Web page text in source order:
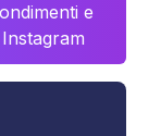
e